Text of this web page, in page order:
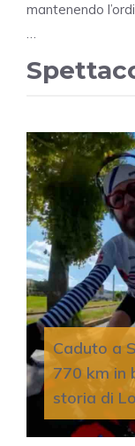
mantenendo
…
Caduto a
770 km in
storia di